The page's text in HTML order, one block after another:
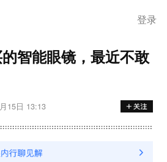
登录
智能眼镜，最近不敢
15日 13:13